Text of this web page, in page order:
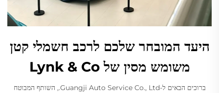
היעד המובחר שלכם לרכב חשמלי קטן
משומש מסין של Lynk & Co
ברוכים הבאים ל-Guangji Auto Service Co., Ltd., השותף המבוטח